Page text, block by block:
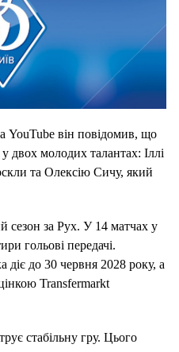
YouTube він повідомив, що
двох молодих талантах: Іллі
та Олексію Сичу, який
сезон за Рух. У 14 матчах у
гольові передачі.
діє до 30 червня 2028 року, а
Transfermarkt
стабільну гру. Цього